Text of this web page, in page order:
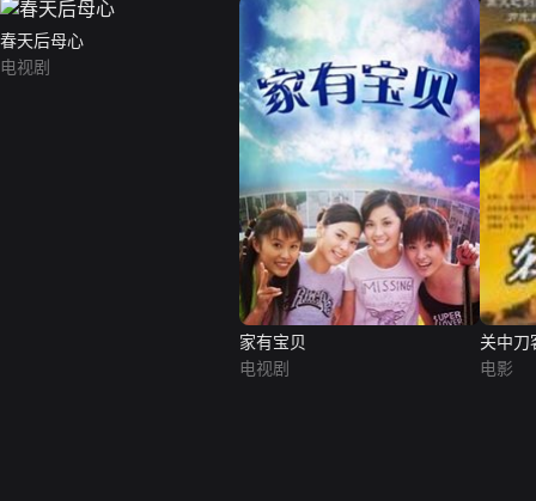
春天后母心
电视剧
家有宝贝
电视剧
关中刀
电影